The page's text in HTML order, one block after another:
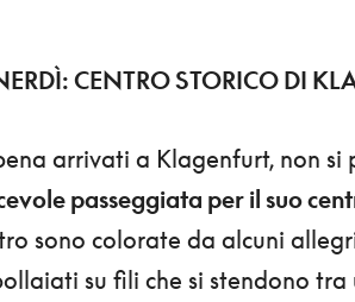
CENTRO STORICO DI
arrivati a Klagenfurt, non si
passeggiata per il suo
sono colorate da alcuni
su fili che si stendono tra